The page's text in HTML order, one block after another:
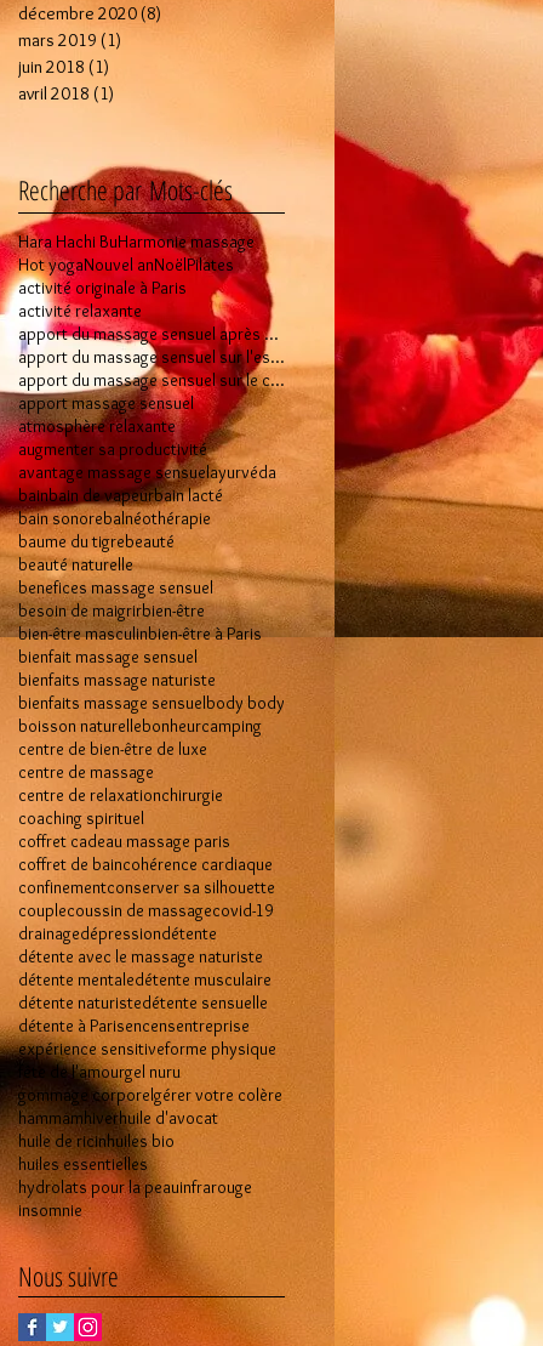
décembre 2020(8)
mars 2019 (1)
juin 2018 (1)
avril 2018 (1)
Recherche par Mots-clés
Hara Hachi BuHarmonie massage
Hot yogaNouvel anNoëlPilates
activité originale à Paris
activité relaxante
apport du massage sensuel après 50 ans
apport du massage sensuel sur l'esprit
apport du massage sensuel sur le corps
apport massage sensuel
atmosphère relaxante
augmenter sa productivité
avantage massage sensuelayurvéda
bainbain de vapeurbain lacté
bain sonorebalnéothérapie
baume du tigrebeauté
beauté naturelle
benefices massage sensuel
besoin de maigrirbien-être
bien-être masculinbien-être à Paris
bienfait massage sensuel
bienfaits massage naturiste
bienfaits massage sensuelbody body
boisson naturellebonheurcamping
centre de bien-être de luxe
centre de massage
centre de relaxationchirurgie
coaching spirituel
coffret cadeau massage paris
coffret de baincohérence cardiaque
confinementconserver sa silhouette
couplecoussin de massagecovid-19
drainagedépressiondétente
détente avec le massage naturiste
détente mentaledétente musculaire
détente naturistedétente sensuelle
détente à Parisencensentreprise
expérience sensitiveforme physique
fête de l'amourgel nuru
gommage corporelgérer votre colère
hammamhiverhuile d'avocat
huile de ricinhuiles bio
huiles essentielles
hydrolats pour la peauinfrarouge
insomnie
Nous suivre